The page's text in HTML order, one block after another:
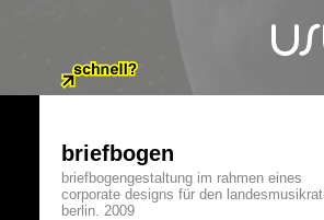
briefbogen
briefbogengestaltung im rahmen eines
corporate designs für den landesmusikrat
berlin. 2009